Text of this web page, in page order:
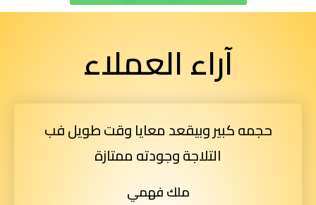
آراء العملاء
حجمه كبير وبيقعد معايا وقت طويل فب
التلاجة وجودته ممتازة
ملك فهمي